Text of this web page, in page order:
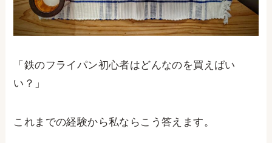
「鉄のフライパン初心者はどんなのを買えばい
い？」
これまでの経験から私ならこう答えます。